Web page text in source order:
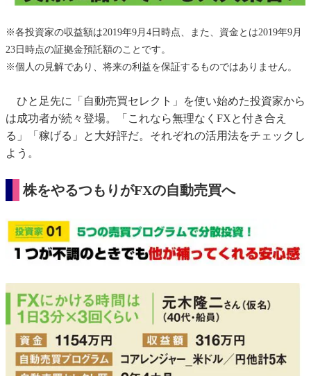
※各投資家の収益額は2019年9月4日時点、また、資金とは2019年9月
23日時点の証拠金預託額のことです。
※個人の見解であり、将来の利益を保証するものではありません。
ひと足先に「自動売買セレクト」を使い始めた投資家から
は成功者が続々登場。「これなら無理なくFXと付き合え
る」「稼げる」と大好評だ。それぞれの活用法をチェックし
よう。
株をやるつもりがFXの自動売買へ